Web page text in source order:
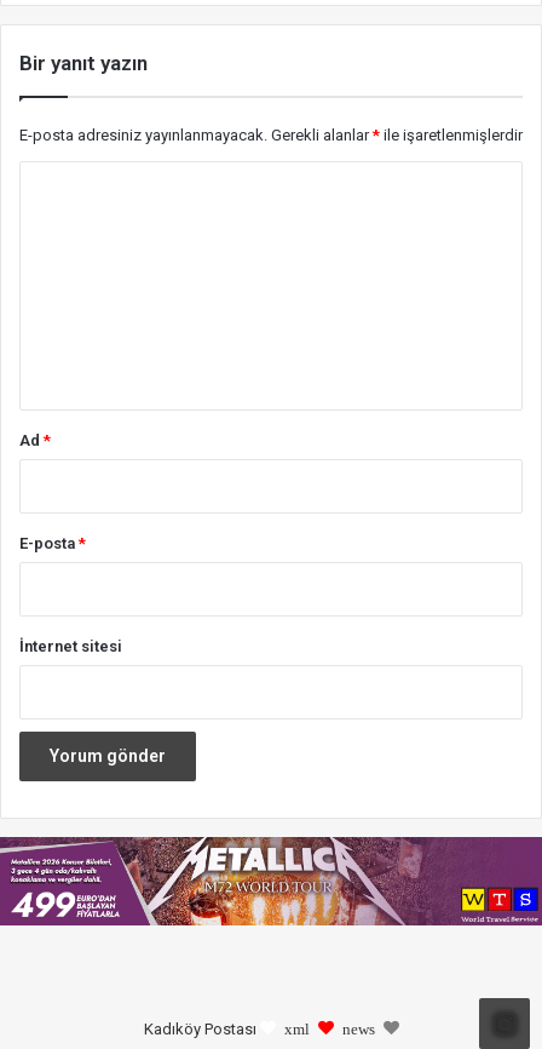
Bir yanıt yazın
E-posta adresiniz yayınlanmayacak. Gerekli alanlar* ile işaretlenmişlerdir
Ad*
E-posta*
İnternet sitesi
Kadıköy Postası xml news